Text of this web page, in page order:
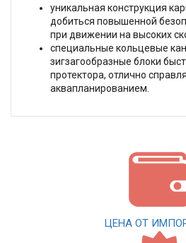
уникальная конструкция
добиться повышенной
при движении на высоких
специальные кольцевые
зигзагообразные блоки
протектора, отлично
аквапланированием.
ЦЕНА ОТ